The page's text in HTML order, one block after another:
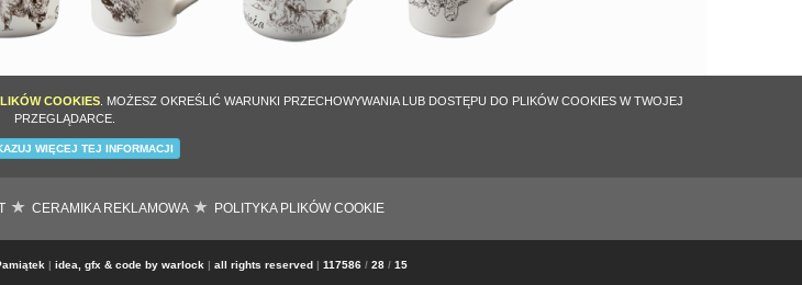
COOKIES. MOŻESZ OKREŚLIĆ WARUNKI PRZECHOWYWANIA LUB DOSTĘPU DO PLIKÓW COOKIES W TWOJEJ
PRZEGLĄDARCE.
WIĘCEJ TEJ INFORMACJI
CERAMIKA REKLAMOWA POLITYKA PLIKÓW COOKIE
| idea, gfx & code by warlock | all rights reserved | 117586 / 28 / 15